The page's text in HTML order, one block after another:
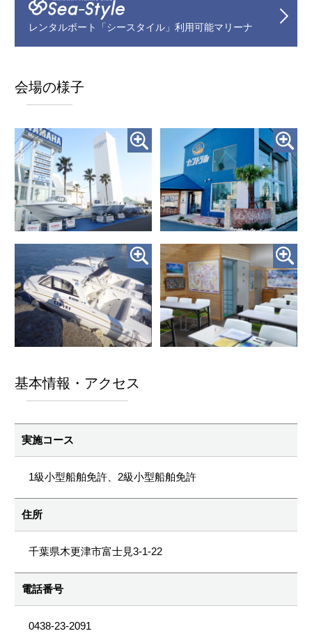
レンタルボート「シースタイル」利用可能マリーナ
会場の様子
基本情報・アクセス
実施コース
1級小型船舶免許、2級小型船舶免許
住所
千葉県木更津市富士見3-1-22
電話番号
0438-23-2091